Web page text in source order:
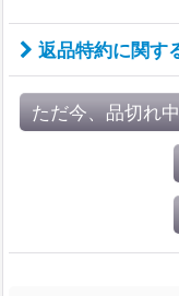
返品特約に関す
ただ今、品切れ